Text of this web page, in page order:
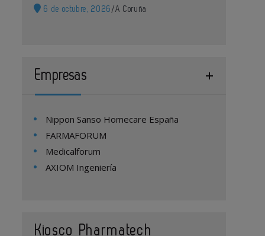
6 de octubre, 2026 /A Coruña
Empresas
Nippon Sanso Homecare España
FARMAFORUM
Medicalforum
AXIOM Ingeniería
Kiosco Pharmatech